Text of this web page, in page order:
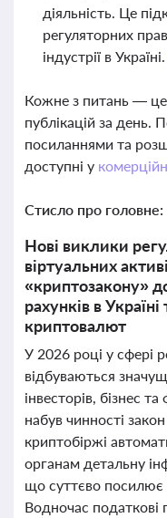
діяльність. Це
регуляторних
індустрії в Україні.
Кожне з питань — це
публікацій за
посиланнями та
доступні у
Стисло про головне:
Нові виклики
віртуальних
«криптозакону»
рахунків в
криптовалют
У 2026 році у сфері
відбуваються
інвесторів, бізнес
набув чинності
криптобіржі
органам детальну
що суттєво посилює
Водночас